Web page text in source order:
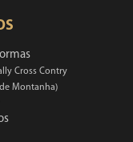
Cross Contry
Montanha)